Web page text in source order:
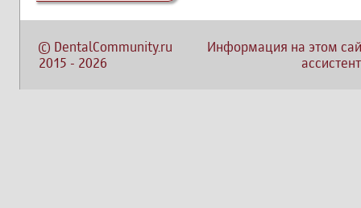
© DentalCommunity.ru
2015 - 2026
Информация на этом